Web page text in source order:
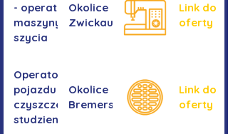
- operator
maszyny do
szycia
Okolice
Zwickau
Link do
oferty
Operator/operatorka
pojazdu do
czyszczenia
studzienek
Okolice
Bremershaven
Link do
oferty